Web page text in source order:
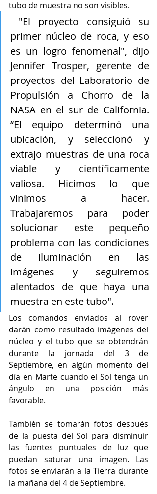
tubo de muestra no son visibles.
primer núcleo de roca, y eso
es un logro fenomenal", dijo
Jennifer Trosper, gerente de
proyectos del Laboratorio de
Propulsión a Chorro de la
NASA en el sur de California.
“El equipo determinó una
ubicación, y seleccionó y
extrajo muestras de una roca
viable y científicamente
valiosa. Hicimos lo que
vinimos a hacer.
Trabajaremos para poder
solucionar este pequeño
problema con las condiciones
de iluminación en las
imágenes y seguiremos
alentados de que haya una
muestra en este tubo".
Los comandos enviados al rover
darán como resultado imágenes del
núcleo y el tubo que se obtendrán
durante la jornada del 3 de
Septiembre, en algún momento del
día en Marte cuando el Sol tenga un
ángulo en una posición más
favorable.
También se tomarán fotos después
de la puesta del Sol para disminuir
las fuentes puntuales de luz que
puedan saturar una imagen. Las
fotos se enviarán a la Tierra durante
la mañana del 4 de Septiembre.